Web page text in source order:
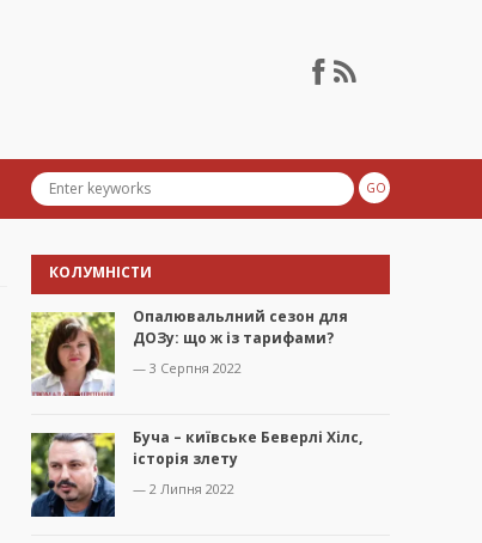
КОЛУМНІСТИ
Опалювальлний сезон для
ДОЗу: що ж із тарифами?
— 3 Серпня 2022
Буча – київське Беверлі Хілс,
історія злету
— 2 Липня 2022